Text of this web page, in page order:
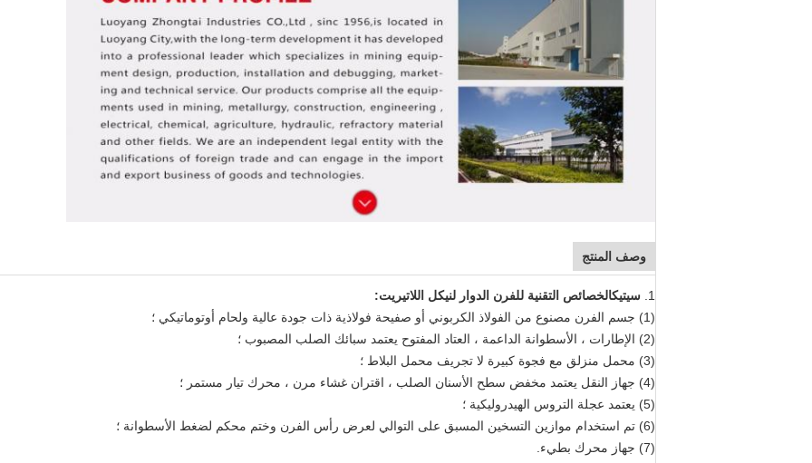
وصف المنتج
1. سيتيكالخصائص التقنية للفرن الدوار لنيكل اللاتيريت:
(1) جسم الفرن مصنوع من الفولاذ الكربوني أو صفيحة فولاذية ذات جودة عالية ولحام أوتوماتيكي ؛
(2) الإطارات ، الأسطوانة الداعمة ، العتاد المفتوح يعتمد سبائك الصلب المصبوب ؛
(3) محمل منزلق مع فجوة كبيرة لا تجريف محمل البلاط ؛
(4) جهاز النقل يعتمد مخفض سطح الأسنان الصلب ، اقتران غشاء مرن ، محرك تيار مستمر ؛
(5) يعتمد عجلة التروس الهيدروليكية ؛
(6) تم استخدام موازين التسخين المسبق على التوالي لعرض رأس الفرن وختم محكم لضغط الأسطوانة ؛
(7) جهاز محرك بطيء.